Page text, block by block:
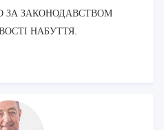
ЗА ЗАКОНОДАВСТВОМ
НАБУТТЯ.